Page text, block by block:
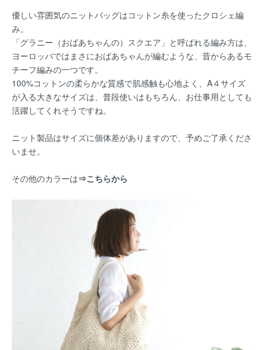
優しい雰囲気のニットバッグはコットン糸を使ったクロシェ編
み。
「グラニー（おばあちゃんの）スクエア」と呼ばれる編み方は、
ヨーロッパではまさにおばあちゃんが編むような、昔からあるモ
チーフ編みの一つです。
100%コットンの柔らかな質感で肌感触も心地よく、A４サイズ
が入る大きなサイズは、普段使いはもちろん、お仕事用としても
活躍してくれそうですね。
ニット製品はサイズに個体差がありますので、予めご了承くださ
いませ。
その他のカラーは⇒こちらから